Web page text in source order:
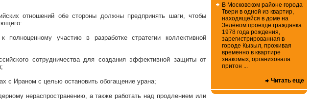
отношений обе стороны должны предпринять шаги, чтобы
участию в разработке стратегии коллективной
сотрудничества для создания эффективной защиты от
с Ираном с целью остановить обогащение урана;
нераспространению, а также работать над продлением или
В Московском районе города
Твери в одной из квартир,
находящейся в доме на
Зелёном проезде гражданка
1978 года рождения,
зарегистрированная в
городе Кызыл, проживая
временно в квартире
знакомых, организовала
притон ...
Читать еще